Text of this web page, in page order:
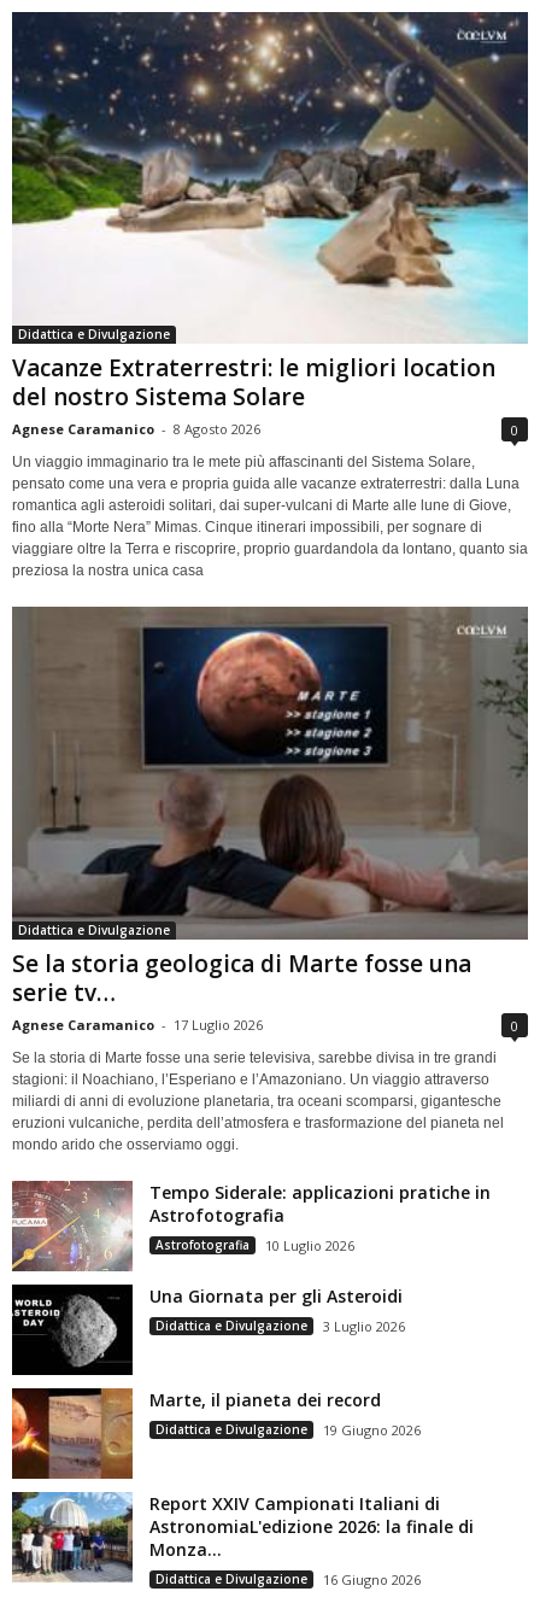
Didattica e Divulgazione
Vacanze Extraterrestri: le migliori location
del nostro Sistema Solare
Agnese Caramanico - 8 Agosto 2026 0
Un viaggio immaginario tra le mete più affascinanti del Sistema Solare,
pensato come una vera e propria guida alle vacanze extraterrestri: dalla Luna
romantica agli asteroidi solitari, dai super-vulcani di Marte alle lune di Giove,
fino alla “Morte Nera” Mimas. Cinque itinerari impossibili, per sognare di
viaggiare oltre la Terra e riscoprire, proprio guardandola da lontano, quanto sia
preziosa la nostra unica casa
Didattica e Divulgazione
Se la storia geologica di Marte fosse una
serie tv…
Agnese Caramanico - 17 Luglio 2026 0
Se la storia di Marte fosse una serie televisiva, sarebbe divisa in tre grandi
stagioni: il Noachiano, l’Esperiano e l’Amazoniano. Un viaggio attraverso
miliardi di anni di evoluzione planetaria, tra oceani scomparsi, gigantesche
eruzioni vulcaniche, perdita dell’atmosfera e trasformazione del pianeta nel
mondo arido che osserviamo oggi.
Tempo Siderale: applicazioni pratiche in
Astrofotografia
Astrofotografia 10 Luglio 2026
Una Giornata per gli Asteroidi
Didattica e Divulgazione 3 Luglio 2026
Marte, il pianeta dei record
Didattica e Divulgazione 19 Giugno 2026
Report XXIV Campionati Italiani di
AstronomiaL'edizione 2026: la finale di
Monza...
Didattica e Divulgazione
16 Giugno 2026